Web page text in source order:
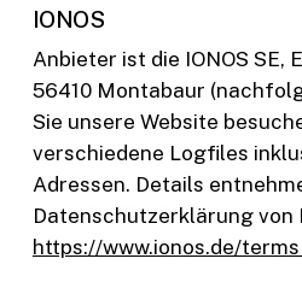
IONOS
Anbieter ist die IONOS SE,
56410 Montabaur
Sie unsere Website
verschiedene Logfiles
Adressen. Details
Datenschutzerklärung von
https://www.ionos.de/